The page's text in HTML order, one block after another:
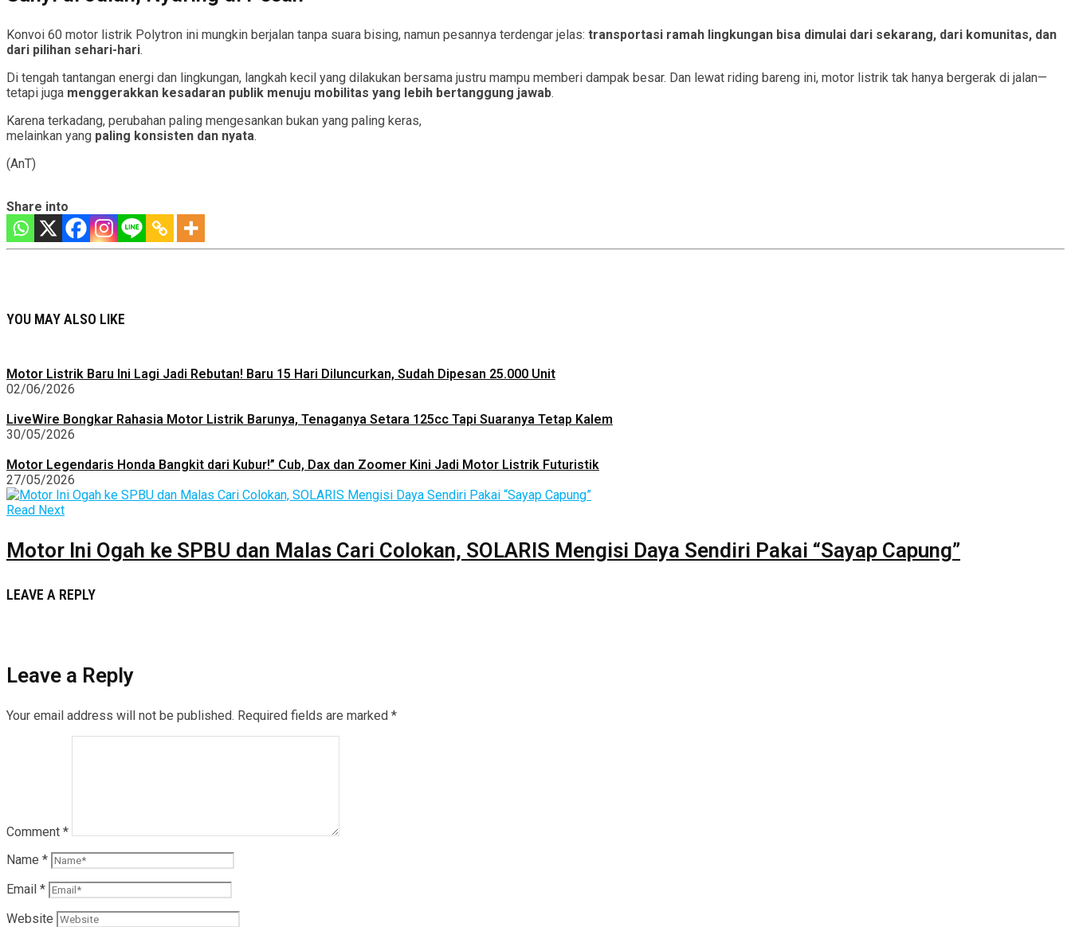
Konvoi 60 motor listrik Polytron ini mungkin berjalan tanpa suara bising, namun pesannya terdengar jelas: transportasi ramah lingkungan bisa dimulai dari sekarang, dari komunitas, dan
dari pilihan sehari-hari.
Di tengah tantangan energi dan lingkungan, langkah kecil yang dilakukan bersama justru mampu memberi dampak besar. Dan lewat riding bareng ini, motor listrik tak hanya bergerak di jalan—
tetapi juga menggerakkan kesadaran publik menuju mobilitas yang lebih bertanggung jawab.
Karena terkadang, perubahan paling mengesankan bukan yang paling keras,
melainkan yang paling konsisten dan nyata.
(AnT)
Share into
YOU MAY ALSO LIKE
Motor Listrik Baru Ini Lagi Jadi Rebutan! Baru 15 Hari Diluncurkan, Sudah Dipesan 25.000 Unit
02/06/2026
LiveWire Bongkar Rahasia Motor Listrik Barunya, Tenaganya Setara 125cc Tapi Suaranya Tetap Kalem
30/05/2026
Motor Legendaris Honda Bangkit dari Kubur!” Cub, Dax dan Zoomer Kini Jadi Motor Listrik Futuristik
27/05/2026
Read Next
Motor Ini Ogah ke SPBU dan Malas Cari Colokan, SOLARIS Mengisi Daya Sendiri Pakai “Sayap Capung”
LEAVE A REPLY
Leave a Reply
Your email address will not be published. Required fields are marked *
Comment *
Name *
Email *
Website